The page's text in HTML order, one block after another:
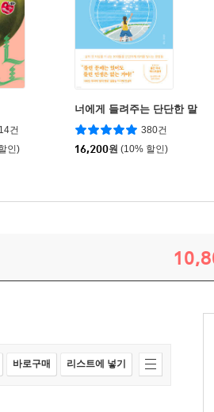
건
인)
너에게 들려주는 단단한 말
380건
16,200원 (10% 할인)
바로구매 리스트에 넣기